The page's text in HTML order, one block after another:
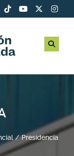
Presidencia